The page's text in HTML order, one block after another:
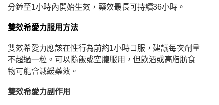
分鐘至1小時內開始生效，藥效最長可持續36小時。
雙效希愛力服用方法
雙效希愛力應該在性行為前約1小時口服，建議每次劑量
不超過一粒。可以隨飯或空腹服用，但飲酒或高脂肪食
物可能會減緩藥效。
雙效希愛力副作用